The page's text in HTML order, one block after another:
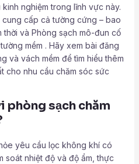
nghiệm trong lĩnh vực này.
cấp cả tường cứng – bao
thời và Phòng sạch mô-đun cố
mềm . Hãy xem bài đăng
và vách mềm để tìm hiểu thêm
cho nhu cầu chăm sóc sức
phòng sạch chăm
yêu cầu lọc không khí có
soát nhiệt độ và độ ẩm, thực